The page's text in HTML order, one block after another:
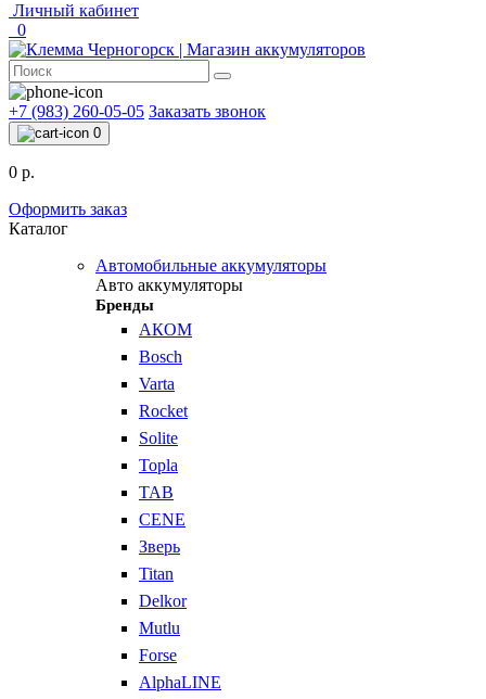
Личный кабинет
0
+7 (983) 260-05-05 Заказать звонок
0
0 р.
Оформить заказ
Каталог
Автомобильные аккумуляторы
Авто аккумуляторы
Бренды
АКОМ
Bosch
Varta
Rocket
Solite
Topla
TAB
CENE
Зверь
Titan
Delkor
Mutlu
Forse
AlphaLINE